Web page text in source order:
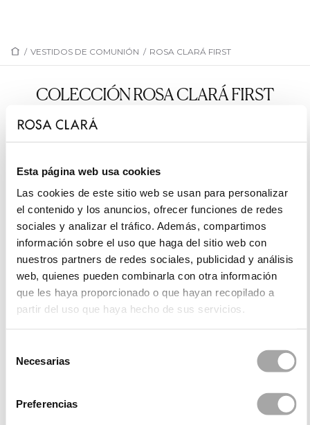
Esta página web usa cookies
Las cookies de este sitio web se usan para personalizar
el contenido y los anuncios, ofrecer funciones de redes
sociales y analizar el tráfico. Además, compartimos
información sobre el uso que haga del sitio web con
nuestros partners de redes sociales, publicidad y análisis
web, quienes pueden combinarla con otra información
que les haya proporcionado o que hayan recopilado a
partir del uso que haya hecho de sus servicios.
Necesarias
Preferencias
/ VESTIDOS DE COMUNIÓN / ROSA CLARÁ FIRST
COLECCIÓN ROSA CLARÁ FIRST
R817
R802
R804
R812
R807
R809
R814
R815
R816
R810
R703